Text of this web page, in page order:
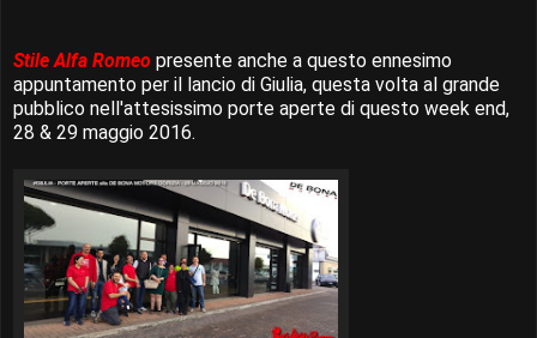
Stile Alfa Romeo presente anche a questo ennesimo
appuntamento per il lancio di Giulia, questa volta al grande
pubblico nell'attesissimo porte aperte di questo week end,
28 & 29 maggio 2016.